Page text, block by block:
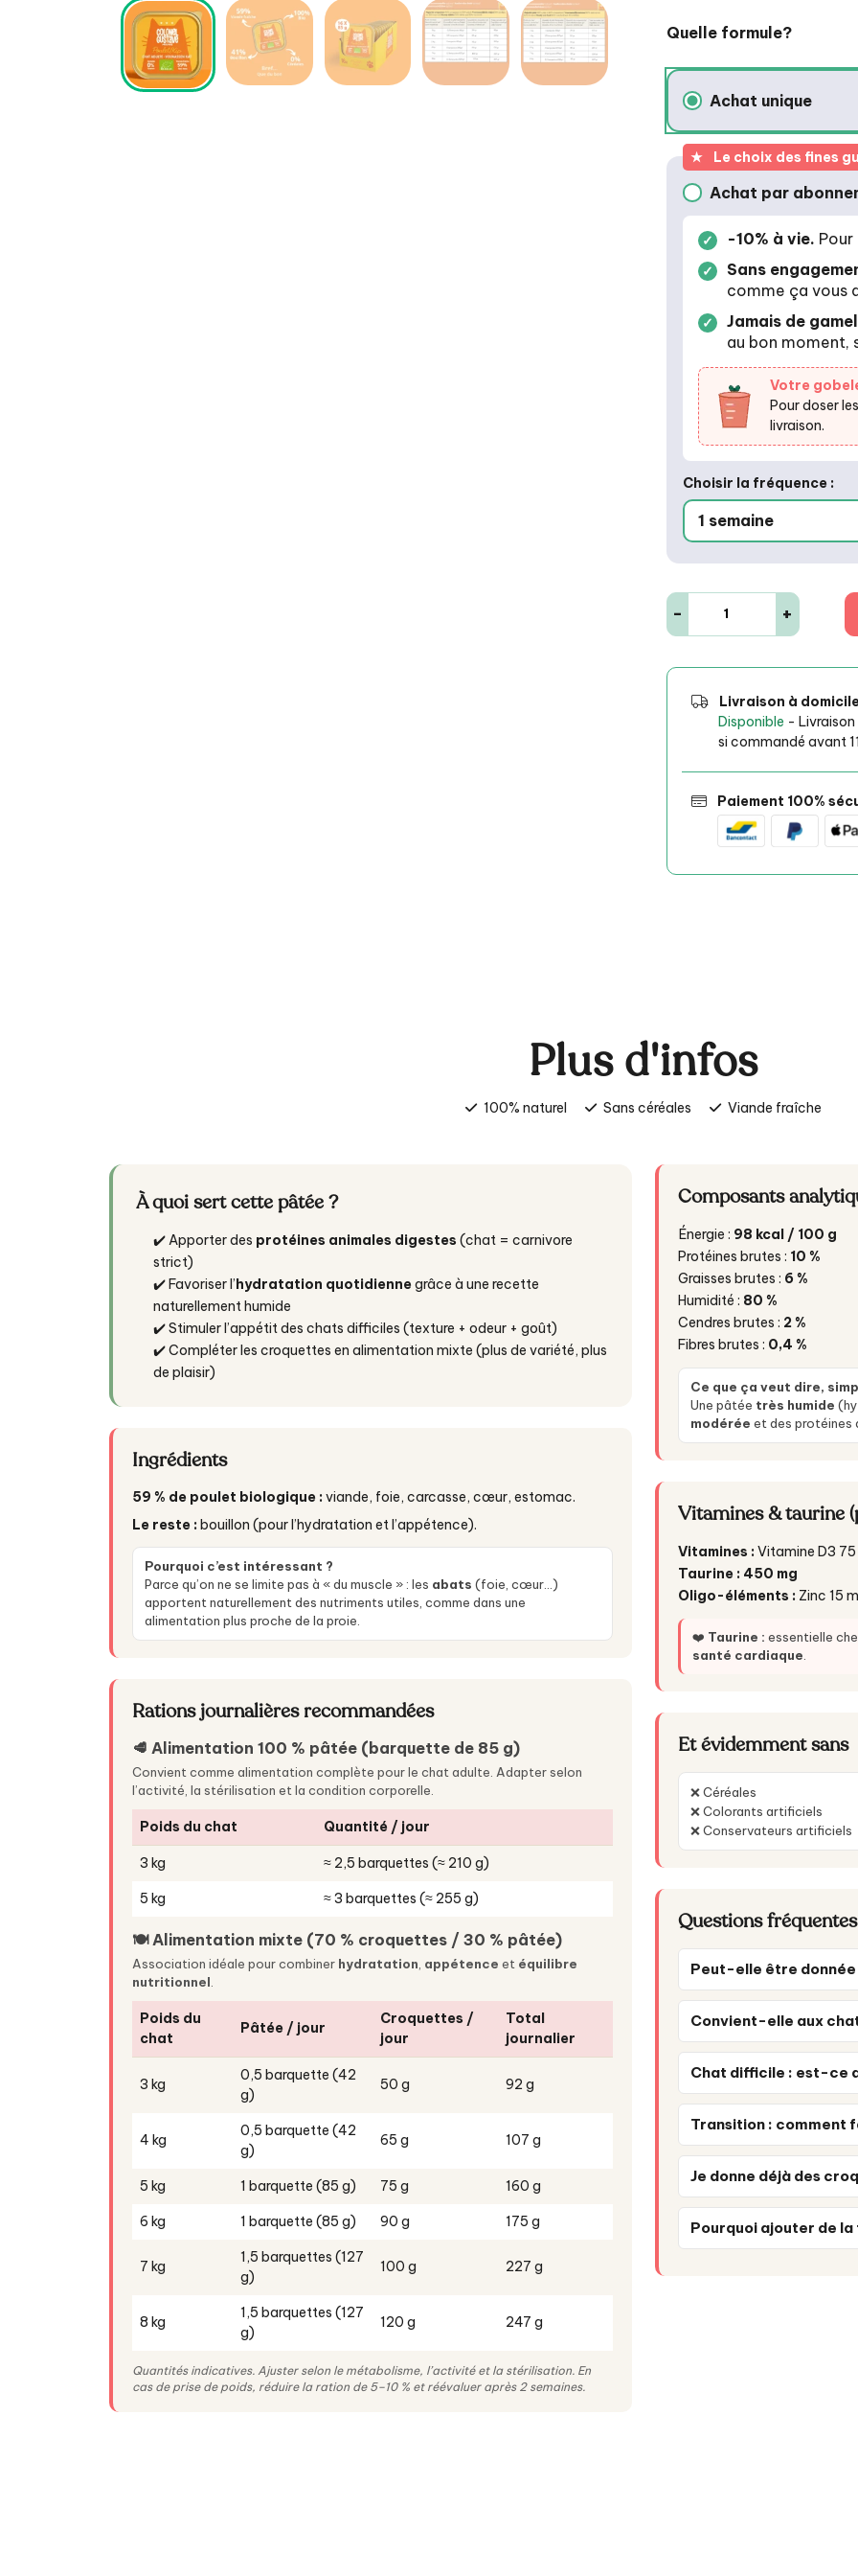
Quelle formule?
Achat unique
Achat unique
★ Le choix des fines
Achat par
Achat par
-10% à vie. Pour
Sans
comme ça vous
Jamais de
au bon moment,
Votre
Pour doser
livraison.
Choisir la fréquence :
- +
Livraison à
Disponible -
si commandé avant
Paiement 100%
Plus d'infos
100% naturel Sans céréales Viande fraîche
À quoi sert cette pâtée ?
✔️ Apporter des protéines animales digestes (chat = carnivore
strict)
✔️ Favoriser l’hydratation quotidiennegrâce à une recette
naturellement humide
✔️ Stimuler l’appétit des chats difficiles (texture + odeur + goût)
✔️ Compléter les croquettes en alimentation mixte (plus de variété, plus
de plaisir)
Ingrédients
59 % de poulet biologique : viande, foie, carcasse, cœur, estomac.
Le reste : bouillon (pour l’hydratation et l’appétence).
Pourquoi c’est intéressant ?
Parce qu’on ne se limite pas à « du muscle » : les abats (foie, cœur…)
apportent naturellement des nutriments utiles, comme dans une
alimentation plus proche de la proie.
Rations journalières recommandées
🥩 Alimentation 100 % pâtée (barquette de 85 g)
Convient comme alimentation complète pour le chat adulte. Adapter selon
l’activité, la stérilisation et la condition corporelle.
Poids du chat Quantité / jour
3 kg ≈ 2,5 barquettes (≈ 210 g)
5 kg ≈ 3 barquettes (≈ 255 g)
🍽️ Alimentation mixte (70 % croquettes / 30 % pâtée)
Association idéale pour combiner hydratation, appétence et équilibre
nutritionnel.
Poids du
chat
Pâtée / jour
Croquettes /
jour
Total
journalier
3 kg
0,5 barquette (42
g)
50 g 92 g
4 kg
0,5 barquette (42
g)
65 g 107 g
5 kg 1 barquette (85 g) 75 g 160 g
6 kg 1 barquette (85 g) 90 g 175 g
7 kg
1,5 barquettes (127
g)
100 g 227 g
8 kg
1,5 barquettes (127
g)
120 g 247 g
Quantités indicatives. Ajuster selon le métabolisme, l’activité et la stérilisation. En
cas de prise de poids, réduire la ration de 5–10 % et réévaluer après 2 semaines.
Composants
Énergie : 98 kcal / 100 g
Protéines brutes : 10 %
Graisses brutes : 6 %
Humidité : 80 %
Cendres brutes : 2 %
Fibres brutes : 0,4 %
Ce que ça veut dire,
Une pâtée très humide
modérée et des protéines
Vitamines & taurine
Vitamines : Vitamine D3 75
Taurine : 450 mg
Oligo-éléments : Zinc 15
❤️ Taurine : essentielle
santé cardiaque.
Et évidemment sans
❌ Céréales
❌ Colorants artificiels
❌ Conservateurs artificiels
Questions fréquentes
Peut-elle être donnée
Convient-elle aux
Chat difficile : est-ce
Transition : comment
Je donne déjà des
Pourquoi ajouter de la